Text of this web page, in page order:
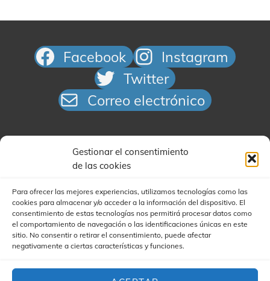
Gestionar el consentimiento
de las cookies
Para ofrecer las mejores experiencias, utilizamos tecnologías como las
cookies para almacenar y/o acceder a la información del dispositivo. El
consentimiento de estas tecnologías nos permitirá procesar datos como
el comportamiento de navegación o las identificaciones únicas en este
sitio. No consentir o retirar el consentimiento, puede afectar
negativamente a ciertas características y funciones.
Facebook
Instagram
Twitter
Correo electrónico
Buscar